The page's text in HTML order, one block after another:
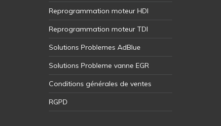
Reprogrammation moteur HDI
Reprogrammation moteur TDI
Solutions Problemes AdBlue
Solutions Probleme vanne EGR
Conditions générales de ventes
RGPD